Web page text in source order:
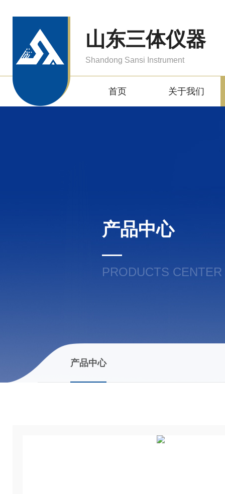
山东三体仪器
Shandong Sansi Instrument
首页 关于我们
产品中心
PRODUCTS CENTER
产品中心